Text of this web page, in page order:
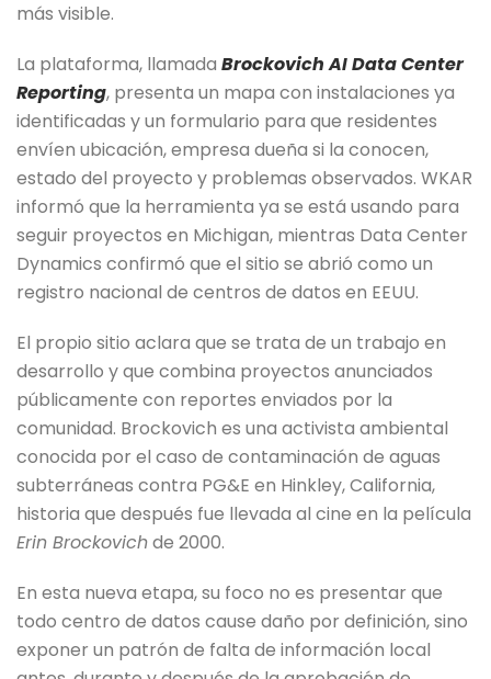
más visible.
La plataforma, llamada Brockovich AI Data Center
Reporting, presenta un mapa con instalaciones ya
identificadas y un formulario para que residentes
envíen ubicación, empresa dueña si la conocen,
estado del proyecto y problemas observados. WKAR
informó que la herramienta ya se está usando para
seguir proyectos en Michigan, mientras Data Center
Dynamics confirmó que el sitio se abrió como un
registro nacional de centros de datos en EEUU.
El propio sitio aclara que se trata de un trabajo en
desarrollo y que combina proyectos anunciados
públicamente con reportes enviados por la
comunidad. Brockovich es una activista ambiental
conocida por el caso de contaminación de aguas
subterráneas contra PG&E en Hinkley, California,
historia que después fue llevada al cine en la película
Erin Brockovichde 2000.
En esta nueva etapa, su foco no es presentar que
todo centro de datos cause daño por definición, sino
exponer un patrón de falta de información local